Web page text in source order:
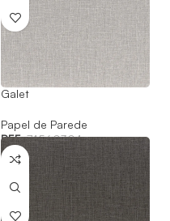
Galet
Papel de Parede
REF:74560304